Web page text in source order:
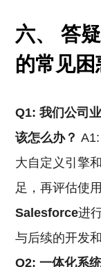
六、 答
的常见困
Q1: 我们公司
该怎么办？
大自定义引擎
足，再评估使
Salesforce进
与后续的开发
Q2: 一体化系